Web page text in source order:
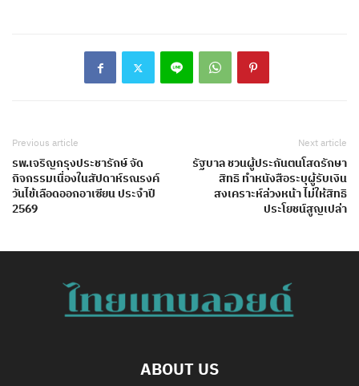
Previous article
รพ.เจริญกรุงประชารักษ์ จัด
กิจกรรมเนื่องในสัปดาห์รณรงค์
วันไข้เลือดออกอาเซียน ประจำปี
2569
Next article
รัฐบาล ชวนผู้ประกันตนโสดรักษา
สิทธิ ทำหนังสือระบุผู้รับเงิน
สงเคราะห์ล่วงหน้า ไม่ให้สิทธิ
ประโยชน์สูญเปล่า
ABOUT US